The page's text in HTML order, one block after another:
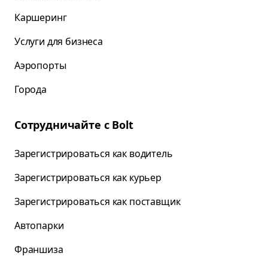
Каршеринг
Услуги для бизнеса
Аэропорты
Города
Сотрудничайте с Bolt
Зарегистрироваться как водитель
Зарегистрироваться как курьер
Зарегистрироваться как поставщик
Автопарки
Франшиза